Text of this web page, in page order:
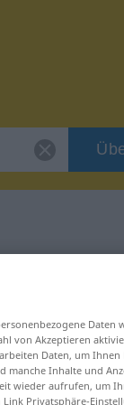
Daten
von Akzeptieren
Daten, um Ihnen
manche Inhalte und
wieder aufrufen, um
Privatsphäre-